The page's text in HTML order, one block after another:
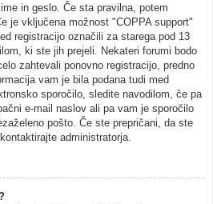
in geslo. Če sta pravilna, potem
je vključena možnost "COPPA support"
registracijo označili za starega pod 13
ki ste jih prejeli. Nekateri forumi bodo
zahtevali ponovno registracijo, predno
vam je bila podana tudi med
sporočilo, sledite navodilom, če pa
e-mail naslov ali pa vam je sporočilo
pošto. Če ste prepričani, da ste
administratorja.